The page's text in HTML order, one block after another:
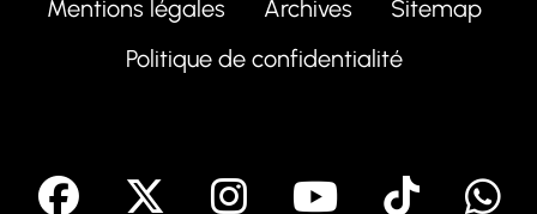
Mentions légales Archives
Sitemap
Politique de confidentialité
facebook Instagram
Youtube
Tik